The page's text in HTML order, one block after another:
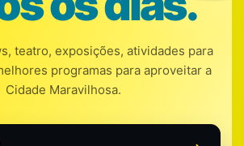
teatro, exposições, atividades para
programas para aproveitar a
Cidade Maravilhosa.